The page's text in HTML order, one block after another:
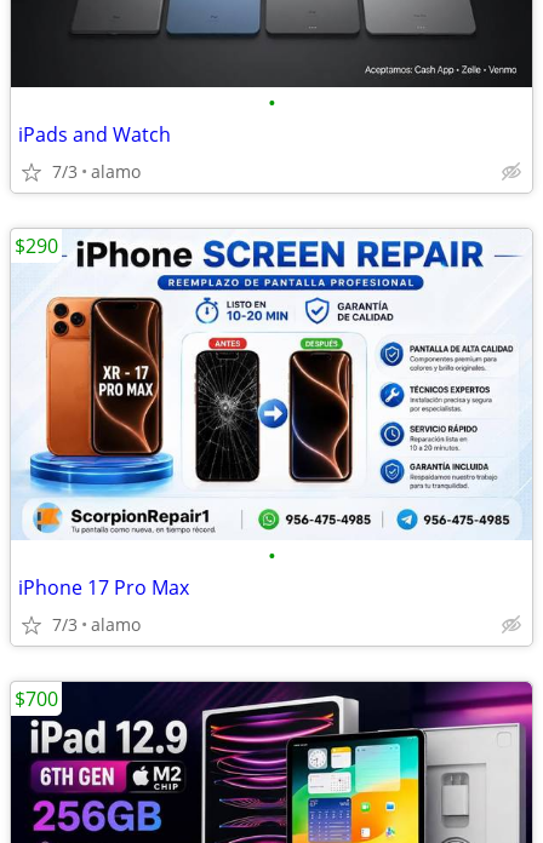
•
iPads and Watch
7/3 alamo
•
iPhone 17 Pro Max
7/3 alamo
$290
$700